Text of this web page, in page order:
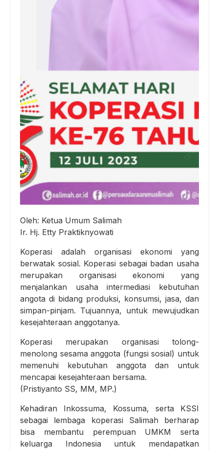
Oleh: Ketua Umum Salimah
Ir. Hj. Etty Praktiknyowati
Koperasi adalah organisasi ekonomi yang
berwatak sosial. Koperasi sebagai badan usaha
merupakan organisasi ekonomi yang
menjalankan usaha intermediasi kebutuhan
angota di bidang produksi, konsumsi, jasa, dan
simpan-pinjam. Tujuannya, untuk mewujudkan
kesejahteraan anggotanya.
Koperasi merupakan organisasi tolong-
menolong sesama anggota (fungsi sosial) untuk
memenuhi kebutuhan anggota dan untuk
mencapai kesejahteraan bersama.
(Pristiyanto SS, MM, MP.)
Kehadiran Inkossuma, Kossuma, serta KSSI
sebagai lembaga koperasi Salimah berharap
bisa membantu perempuan UMKM serta
keluarga Indonesia untuk mendapatkan